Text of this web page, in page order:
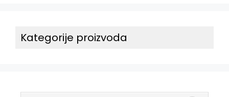
Kategorije proizvoda